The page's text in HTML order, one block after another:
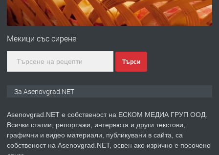
ПРЕДЛАГА
Професионална зеленчукорезачка
преди 2 години
ПРЕДЛАГА Давам индивидуалани уроци по
Мекици със сирене
Търси
За Asenovgrad.NET
Asenovgrad.NET е собственост на ЕСКОМ МЕДИА ГРУП ООД.
Всички статии, репортажи, интервюта и други текстови,
графични и видео материали, публикувани в сайта, са
собственост на Asenovgrad.NET, освен ако изрично е посочено